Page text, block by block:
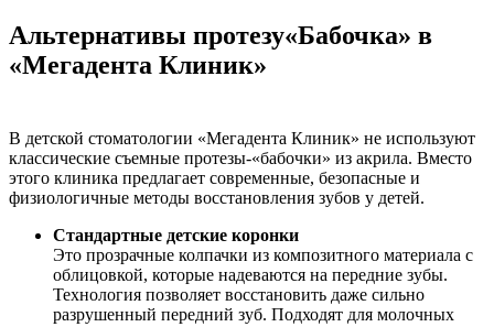
Альтернативы протезу«Бабочка» в
«Мегадента Клиник»
В детской стоматологии «Мегадента Клиник» не используют
классические съемные протезы-«бабочки» из акрила. Вместо
этого клиника предлагает современные, безопасные и
физиологичные методы восстановления зубов у детей.
Стандартные детские коронки
Это прозрачные колпачки из композитного материала с
облицовкой, которые надеваются на передние зубы.
Технология позволяет восстановить даже сильно
разрушенный передний зуб. Подходят для молочных